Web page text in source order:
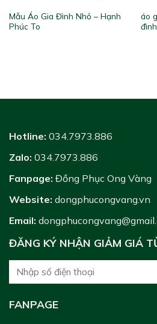
Mẫu Áo Gia Đình Nhỏ – Hạnh
Phúc To
áo
Hotline: 034.7973.886
Zalo: 034.7973.886
Fanpage: Đồng Phục Ong Vàng
Website: dongphucongvang.vn
Email:
ĐĂNG KÝ NHẬN GIẢM GIÁ
FANPAGE